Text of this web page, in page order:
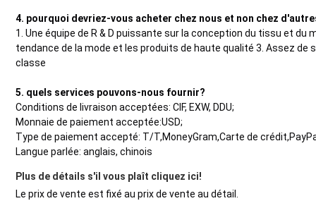
4. pourquoi devriez-vous acheter chez nous et non chez
1. Une équipe de R & D puissante sur la conception du tissu et
tendance de la mode et les produits de haute qualité 3. Assez de
classe
5. quels services pouvons-nous fournir?
Conditions de livraison acceptées: CIF, EXW, DDU;
Monnaie de paiement acceptée:USD;
Type de paiement accepté: T/T,MoneyGram,Carte de
Langue parlée: anglais, chinois
Plus de détails s'il vous plaît cliquez ici!
Le prix de vente est fixé au prix de vente au détail.